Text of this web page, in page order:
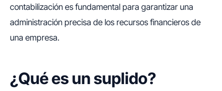
contabilización es fundamental para garantizar una
administración precisa de los recursos financieros de
una empresa.
¿Qué es un suplido?